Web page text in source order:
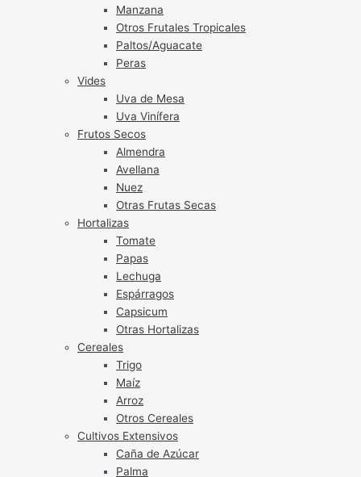
Manzana
Otros Frutales Tropicales
Paltos/Aguacate
Peras
Vides
Uva de Mesa
Uva Vinífera
Frutos Secos
Almendra
Avellana
Nuez
Otras Frutas Secas
Hortalizas
Tomate
Papas
Lechuga
Espárragos
Capsicum
Otras Hortalizas
Cereales
Trigo
Maíz
Arroz
Otros Cereales
Cultivos Extensivos
Caña de Azúcar
Palma